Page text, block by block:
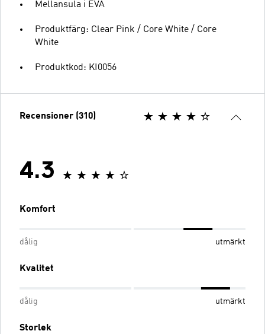
Mellansula i EVA
Produktfärg: Clear Pink / Core White / Core
White
Produktkod: KI0056
Recensioner (310)
4.3
Komfort
dålig utmärkt
Kvalitet
dålig utmärkt
Storlek